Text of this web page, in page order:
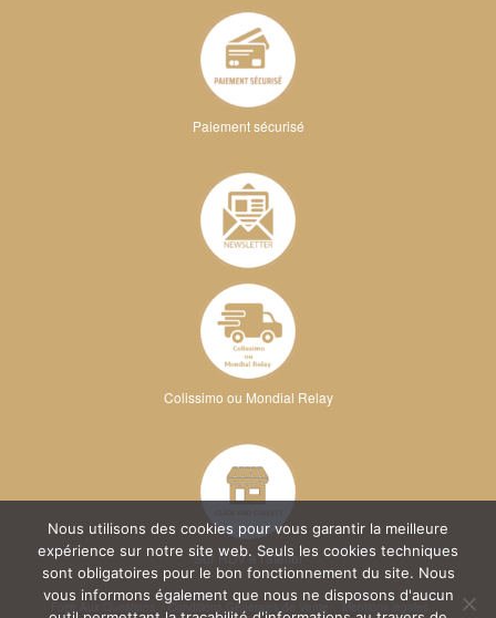
Paiement sécurisé
Colissimo ou Mondial Relay
Sur RDV à l'atelier
Conditions Générales de Vente Mentions légales
Nous utilisons des cookies pour vous garantir la meilleure
expérience sur notre site web. Seuls les cookies techniques
sont obligatoires pour le bon fonctionnement du site. Nous
vous informons également que nous ne disposons d'aucun